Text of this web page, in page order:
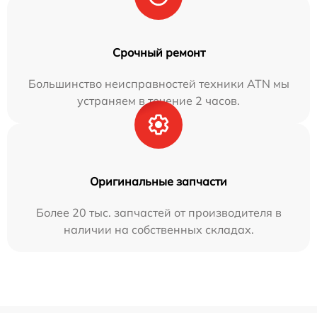
Срочный ремонт
Большинство неисправностей техники ATN мы
устраняем в течение 2 часов.
Оригинальные запчасти
Более 20 тыс. запчастей от производителя в
наличии на собственных складах.